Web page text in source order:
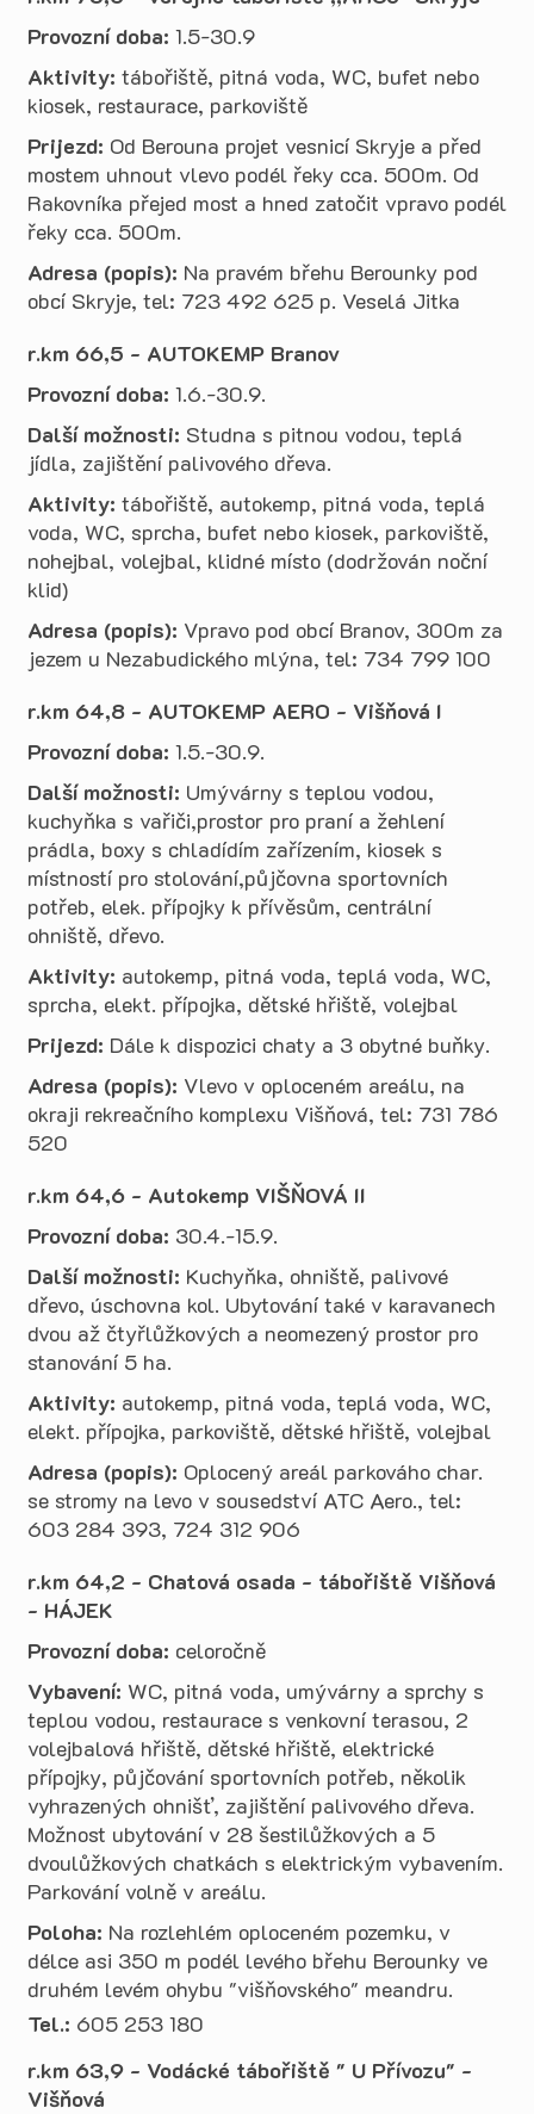
Provozní doba: 1.5-30.9
Aktivity: tábořiště, pitná voda, WC, bufet nebo
kiosek, restaurace, parkoviště
Prijezd: Od Berouna projet vesnicí Skryje a před
mostem uhnout vlevo podél řeky cca. 500m. Od
Rakovníka přejed most a hned zatočit vpravo podél
řeky cca. 500m.
Adresa (popis): Na pravém břehu Berounky pod
obcí Skryje, tel: 723 492 625 p. Veselá Jitka
r.km 66,5 - AUTOKEMP Branov
Provozní doba: 1.6.-30.9.
Další možnosti: Studna s pitnou vodou, teplá
jídla, zajištění palivového dřeva.
Aktivity: tábořiště, autokemp, pitná voda, teplá
voda, WC, sprcha, bufet nebo kiosek, parkoviště,
nohejbal, volejbal, klidné místo (dodržován noční
klid)
Adresa (popis): Vpravo pod obcí Branov, 300m za
jezem u Nezabudického mlýna, tel: 734 799 100
r.km 64,8 - AUTOKEMP AERO - Višňová I
Provozní doba: 1.5.-30.9.
Další možnosti: Umývárny s teplou vodou,
kuchyňka s vařiči,prostor pro praní a žehlení
prádla, boxy s chladídím zařízením, kiosek s
místností pro stolování,půjčovna sportovních
potřeb, elek. přípojky k přívěsům, centrální
ohniště, dřevo.
Aktivity: autokemp, pitná voda, teplá voda, WC,
sprcha, elekt. přípojka, dětské hřiště, volejbal
Prijezd: Dále k dispozici chaty a 3 obytné buňky.
Adresa (popis): Vlevo v oploceném areálu, na
okraji rekreačního komplexu Višňová, tel: 731 786
520
r.km 64,6 - Autokemp VIŠŇOVÁ II
Provozní doba: 30.4.-15.9.
Další možnosti: Kuchyňka, ohniště, palivové
dřevo, úschovna kol. Ubytování také v karavanech
dvou až čtyřlůžkových a neomezený prostor pro
stanování 5 ha.
Aktivity: autokemp, pitná voda, teplá voda, WC,
elekt. přípojka, parkoviště, dětské hřiště, volejbal
Adresa (popis): Oplocený areál parkováho char.
se stromy na levo v sousedství ATC Aero., tel:
603 284 393, 724 312 906
r.km 64,2 - Chatová osada - tábořiště Višňová
- HÁJEK
Provozní doba: celoročně
Vybavení: WC, pitná voda, umývárny a sprchy s
teplou vodou, restaurace s venkovní terasou, 2
volejbalová hřiště, dětské hřiště, elektrické
přípojky, půjčování sportovních potřeb, několik
vyhrazených ohnišť, zajištění palivového dřeva.
Možnost ubytování v 28 šestilůžkových a 5
dvoulůžkových chatkách s elektrickým vybavením.
Parkování volně v areálu.
Poloha: Na rozlehlém oploceném pozemku, v
délce asi 350 m podél levého břehu Berounky ve
druhém levém ohybu "višňovského" meandru.
Tel.: 605 253 180
r.km 63,9 - Vodácké tábořiště " U Přívozu" -
Višňová